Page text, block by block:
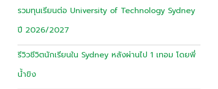
รวมทุนเรียนต่อ University of Technology Sydney
ปี 2026/2027
รีวิวชีวิตนักเรียนใน Sydney หลังผ่านไป 1 เทอม โดยพี่
น้ำขิง